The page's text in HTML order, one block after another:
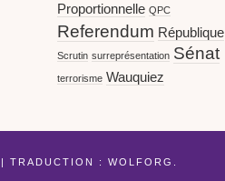
Proportionnelle QPC
Referendum République
Scrutin surreprésentation Sénat
terrorisme Wauquiez
| TRADUCTION : WOLFORG